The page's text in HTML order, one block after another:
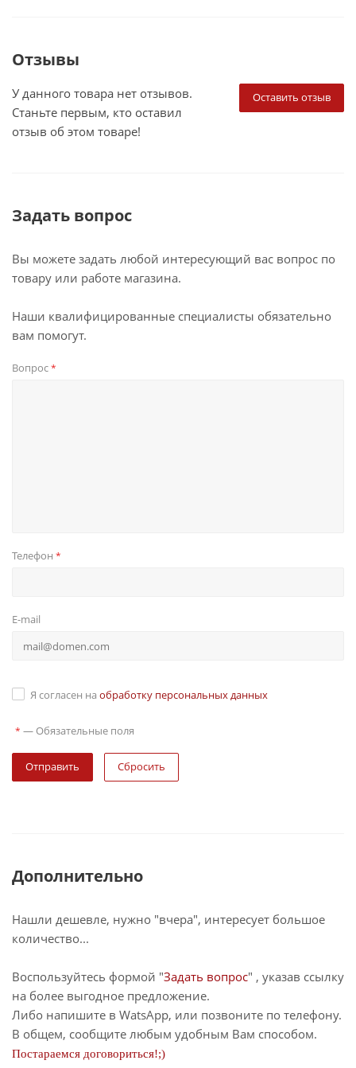
Отзывы
Оставить отзыв
У данного товара нет отзывов.
Станьте первым, кто оставил
отзыв об этом товаре!
Задать вопрос
Вы можете задать любой интересующий вас вопрос по
товару или работе магазина.
Наши квалифицированные специалисты обязательно
вам помогут.
Вопрос*
Телефон *
E-mail
Я согласен на обработку персональных данных
* — Обязательные поля
Сбросить
Дополнительно
Нашли дешевле, нужно "вчера", интересует большое
количество...
Воспользуйтесь формой "Задать вопрос" , указав ссылку
на более выгодное предложение.
Либо напишите в WatsApp, или позвоните по телефону.
В общем, сообщите любым удобным Вам способом.
Постараемся договориться!;)